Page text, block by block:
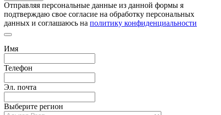
Отправляя персональные данные из данной формы я
подтверждаю свое согласие на обработку персональных
данных и соглашаюсь на политику конфиденциальности
Имя
Телефон
Эл. почта
Выберите регион